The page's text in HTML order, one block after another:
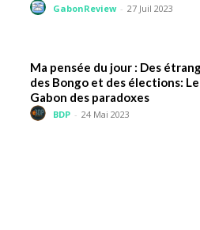
GabonReview - 27 Juil 2023
Ma pensée du jour : Des
des Bongo et des élections: Le
Gabon des paradoxes
BDP - 24 Mai 2023